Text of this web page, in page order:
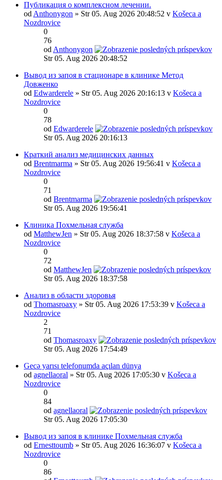
Публикация о комплексном лечении.
od Anthonygon » Str 05. Aug 2026 20:48:52 v Košeca a
Nozdrovice
0
76
od Anthonygon
Str 05. Aug 2026 20:48:52
Вывод из запоя в стационаре в клинике Метод
Довженко
od Edwarderele » Str 05. Aug 2026 20:16:13 v Košeca a
Nozdrovice
0
78
od Edwarderele
Str 05. Aug 2026 20:16:13
Краткий анализ медицинских данных
od Brentmarma » Str 05. Aug 2026 19:56:41 v Košeca a
Nozdrovice
0
71
od Brentmarma
Str 05. Aug 2026 19:56:41
Клиника Похмельная служба
od MatthewJen » Str 05. Aug 2026 18:37:58 v Košeca a
Nozdrovice
0
72
od MatthewJen
Str 05. Aug 2026 18:37:58
Анализ в области здоровья
od Thomasroaxy » Str 05. Aug 2026 17:53:39 v Košeca a
Nozdrovice
2
71
od Thomasroaxy
Str 05. Aug 2026 17:54:49
Gecə yarısı telefonumda açılan dünya
od agnellaoral » Str 05. Aug 2026 17:05:30 v Košeca a
Nozdrovice
0
84
od agnellaoral
Str 05. Aug 2026 17:05:30
Вывод из запоя в клинике Похмельная служба
od Ernesttoumb » Str 05. Aug 2026 16:36:07 v Košeca a
Nozdrovice
0
86